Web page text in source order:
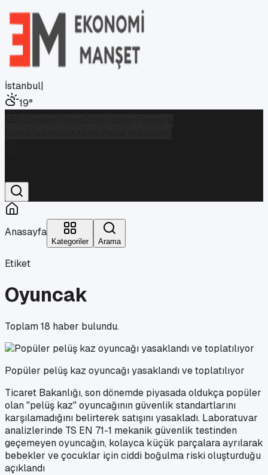
İstanbul|
19°
Anasayfa
Kategoriler Arama
Etiket
Oyuncak
Toplam18 haber bulundu.
Popüler pelüş kaz oyuncağı yasaklandı ve toplatılıyor
Ticaret Bakanlığı, son dönemde piyasada oldukça popüler
olan "pelüş kaz" oyuncağının güvenlik standartlarını
karşılamadığını belirterek satışını yasakladı. Laboratuvar
analizlerinde TS EN 71-1 mekanik güvenlik testinden
geçemeyen oyuncağın, kolayca küçük parçalara ayrılarak
bebekler ve çocuklar için ciddi boğulma riski oluşturduğu
açıklandı